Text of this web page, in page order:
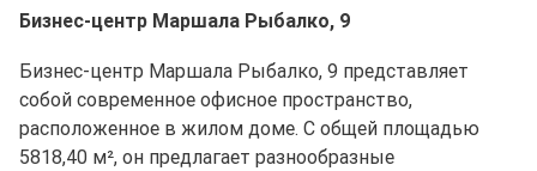
Бизнес-центр Маршала Рыбалко, 9
Бизнес-центр Маршала Рыбалко, 9 представляет
собой современное офисное пространство,
расположенное в жилом доме. С общей площадью
5818,40 м², он предлагает разнообразные